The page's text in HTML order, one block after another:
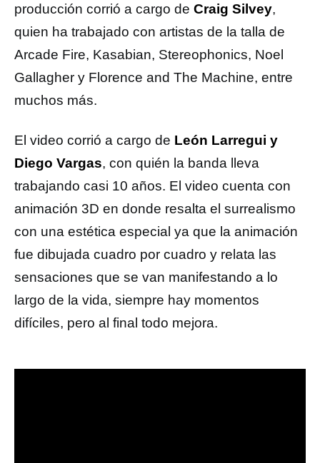
producción corrió a cargo de Craig Silvey,
quien ha trabajado con artistas de la talla de
Arcade Fire, Kasabian, Stereophonics, Noel
Gallagher y Florence and The Machine, entre
muchos más.
El video corrió a cargo de León Larregui y
Diego Vargas, con quién la banda lleva
trabajando casi 10 años. El video cuenta con
animación 3D en donde resalta el surrealismo
con una estética especial ya que la animación
fue dibujada cuadro por cuadro y relata las
sensaciones que se van manifestando a lo
largo de la vida, siempre hay momentos
difíciles, pero al final todo mejora.